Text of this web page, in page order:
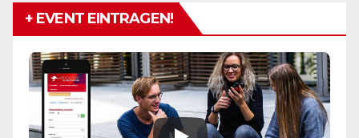
+ EVENT EINTRAGEN!